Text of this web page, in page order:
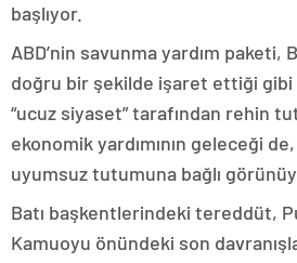
başlıyor.
ABD’nin savunma yardım paketi,
doğru bir şekilde işaret ettiği gibi
“ucuz siyaset” tarafından rehin
ekonomik yardımının geleceği de,
uyumsuz tutumuna bağlı
Batı başkentlerindeki tereddüt,
Kamuoyu önündeki son